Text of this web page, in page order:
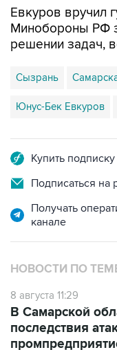
Евкуров вручил
Минобороны РФ
решении задач,
Сызрань
Юнус-Бек Евкуров
Купить
Подписаться на
Получать
канале
НОВОСТИ ПО
8 августа 11:29
В Самарской
последствия